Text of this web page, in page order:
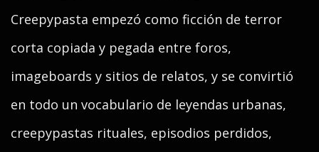
Creepypasta empezó como ficción de terror
corta copiada y pegada entre foros,
imageboards y sitios de relatos, y se convirtió
en todo un vocabulario de leyendas urbanas,
creepypastas rituales, episodios perdidos,